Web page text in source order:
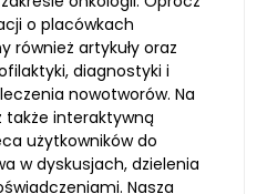
o placówkach
artykuły oraz
diagnostyki i
nowotworów. Na
także interaktywną
użytkowników do
w dyskusjach, dzielenia
Nasza